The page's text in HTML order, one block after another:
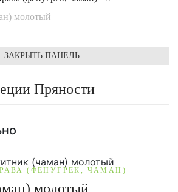
молотый
ЗАКРЫТЬ ПАНЕЛЬ
Пряности
(ФЕНУГРЕК, ЧАМАН)
молотый